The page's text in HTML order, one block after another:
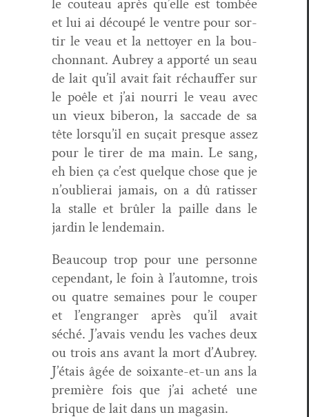
le couteau après qu’elle est tombée
et lui ai découpé le ven­tre pour sor­
tir le veau et la net­toy­er en la bou­
chon­nant. Aubrey a apporté un seau
de lait qu’il avait fait réchauf­fer sur
le poêle et j’ai nour­ri le veau avec
un vieux biberon, la sac­cade de sa
tête lorsqu’il en suçait presque assez
pour le tir­er de ma main. Le sang,
eh bien ça c’est quelque chose que je
n’oublierai jamais, on a dû ratiss­er
la stalle et brûler la paille dans le
jardin le lendemain.
Beau­coup trop pour une per­son­ne
cepen­dant, le foin à l’automne, trois
ou qua­tre semaines pour le couper
et l’engranger après qu’il avait
séché. J’avais ven­du les vach­es deux
ou trois ans avant la mort d’Aubrey.
J’étais âgée de soix­ante-et-un ans la
pre­mière fois que j’ai acheté une
brique de lait dans un magasin.